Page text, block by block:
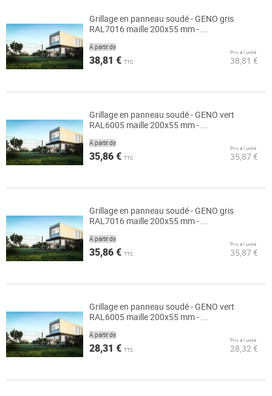
Grillage en panneau soudé - GENO gris
RAL7016 maille 200x55 mm - ...
À partir de
38,81 € TTC
Prix à l’unité
38,81 €
Grillage en panneau soudé - GENO vert
RAL6005 maille 200x55 mm - ...
À partir de
35,86 € TTC
Prix à l’unité
35,87 €
Grillage en panneau soudé - GENO gris
RAL7016 maille 200x55 mm - ...
À partir de
35,86 € TTC
Prix à l’unité
35,87 €
Grillage en panneau soudé - GENO vert
RAL6005 maille 200x55 mm - ...
À partir de
28,31 € TTC
Prix à l’unité
28,32 €